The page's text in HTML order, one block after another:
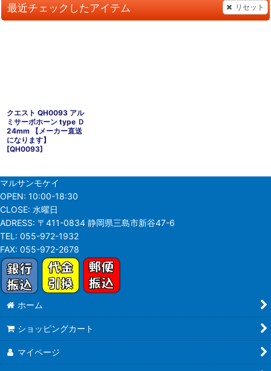
最近チェックしたアイテム リセット
クエスト QH0093 アル
ミサーボホーン type Ｄ
24mm 【メーカー直送
になります】
[QH0093]
マルサンモケイ
OPEN: 10:00-18:30
CLOSE: 水曜日
ADRESS: 〒411-0834 静岡県三島市新谷47-6
TEL: 055-972-1932
FAX: 055-972-2678
ホーム
ショッピングカート
マイページ